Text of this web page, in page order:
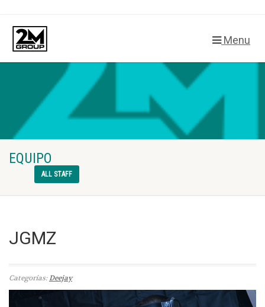
Menu
EQUIPO
ALL STAFF
JGMZ
Categorías:Deejay